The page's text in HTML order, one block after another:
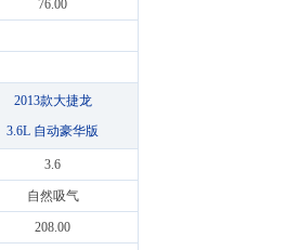
76.00
2013款大捷龙
3.6L 自动豪华版
3.6
自然吸气
208.00